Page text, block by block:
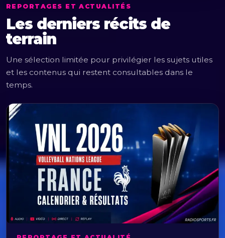
REPORTAGES ET ACTUALITÉS
Les derniers récits de
terrain
Une sélection limitée pour privilégier les sujets utiles
et les contenus qui restent consultables dans le
temps.